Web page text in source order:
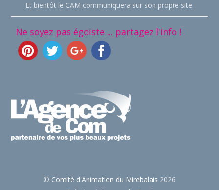
© Comité d'Animation du Mirebalais 2026
Et bientôt le CAM communiquera sur son propre site.
Ne soyez pas égoïste ... partagez l'info !